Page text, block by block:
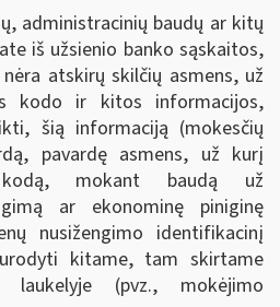
administracinių baudų ar kitų
iš užsienio banko sąskaitos,
atskirų skilčių asmens, už
kodo ir kitos informacijos,
šią informaciją (mokesčių
pavardę asmens, už kurį
mokant baudą už
ar ekonominę piniginę
nusižengimo identifikacinį
kitame, tam skirtame
laukelyje (pvz., mokėjimo